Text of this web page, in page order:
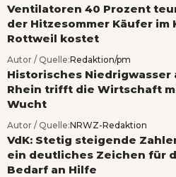
Ventilatoren 40 Prozent
der Hitzesommer Käufer im
Rottweil kostet
Autor / Quelle:Redaktion/pm
Historisches Niedrigwasser
Rhein trifft die Wirtschaft
Wucht
Autor / Quelle:NRWZ-Redaktion
VdK: Stetig steigende
ein deutliches Zeichen für
Bedarf an Hilfe